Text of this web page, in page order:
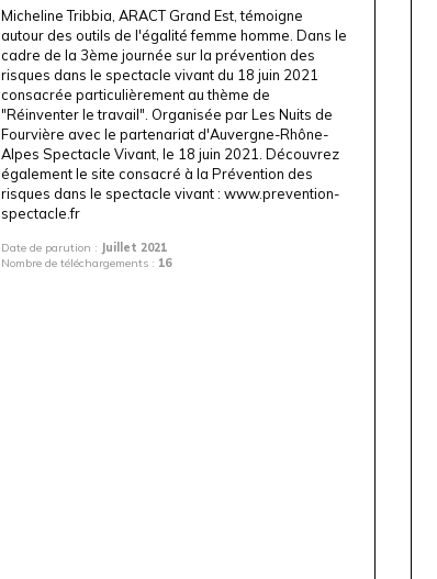
Micheline Tribbia,ARACT Grand Est , témoigne
autour des outils de l'égalité femme homme. Dans le
cadre de la 3ème journée sur la prévention des
risques dans le spectacle vivant du 18 juin 2021
consacrée particulièrement au thème de
"Réinventer le travail". Organisée parLes Nuits de
Fourvière avec le partenariat d'Auvergne-Rhône-
Alpes Spectacle Vivant, le 18 juin 2021. Découvrez
également le site consacré à la Prévention des
risques dans le spectacle vivant : www.prevention-
spectacle.fr
Date de parution : Juillet 2021
Nombre de téléchargements : 16